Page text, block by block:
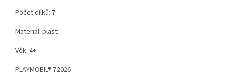
Počet dílků: 7
Materiál: plast
Věk: 4+
PLAYMOBIL® 72026